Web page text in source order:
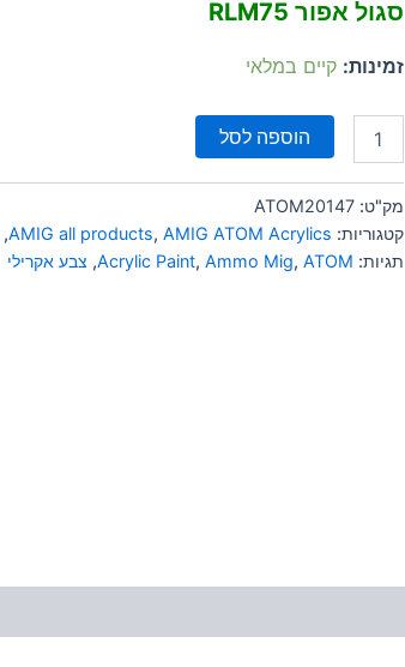
סגול אפור RLM75
זמינות: קיים במלאי
הוספה לסל
מק"ט: ATOM20147
קטגוריות:
AMIG all products, AMIG ATOM Acrylics
,
תגיות:
Acrylic Paint, Ammo Mig, ATOM
, צבע אקרילי